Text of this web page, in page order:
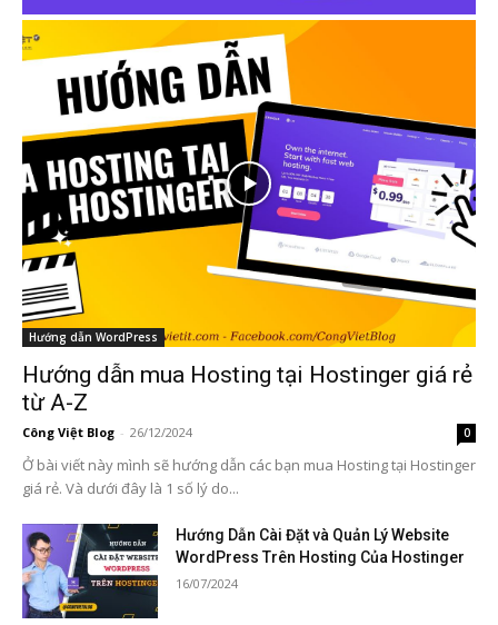
Hướng dẫn WordPress
Hướng dẫn mua Hosting tại Hostinger giá rẻ
từ A-Z
Công Việt Blog - 26/12/2024 0
Ở bài viết này mình sẽ hướng dẫn các bạn mua Hosting tại Hostinger
giá rẻ. Và dưới đây là 1 số lý do...
Hướng Dẫn Cài Đặt và Quản Lý Website
WordPress Trên Hosting Của Hostinger
16/07/2024